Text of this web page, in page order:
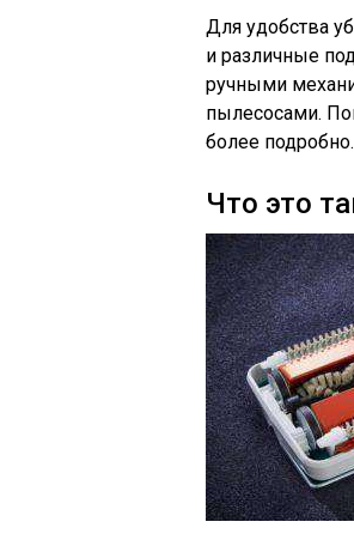
Для удобства
и различные
ручными
пылесосами.
более подробно.
Что это